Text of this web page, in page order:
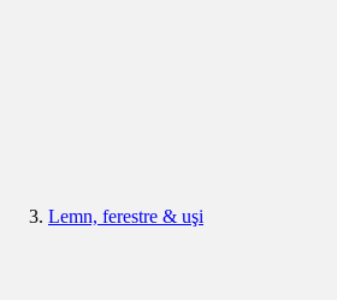
Lemn, ferestre & uşi